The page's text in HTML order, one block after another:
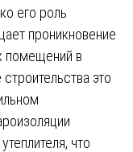
его роль
проникновение
помещений в
это
что